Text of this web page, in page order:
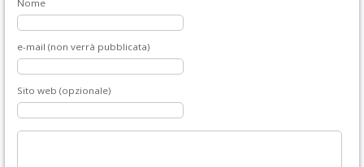
Nome
e-mail (non verrà pubblicata)
Sito web (opzionale)